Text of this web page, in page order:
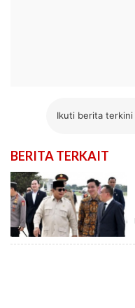
Ikuti berita terkini
BERITA TERKAIT